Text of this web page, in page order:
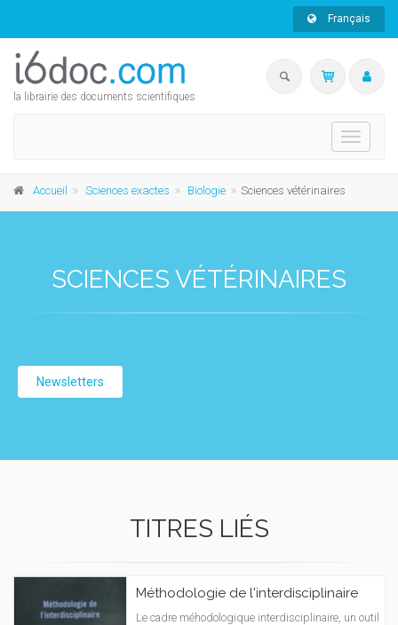
Français
la librairie des documents scientifiques
Toggle
Accueil Sciences exactes Biologie Sciences vétérinaires
SCIENCES VÉTÉRINAIRES
Newsletters
TITRES LIÉS
Méthodologie de l'interdisciplinaire
Le cadre méhodologique interdisciplinaire, un outil